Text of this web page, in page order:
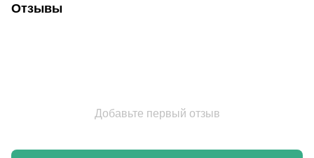
Отзывы
Добавьте первый отзыв